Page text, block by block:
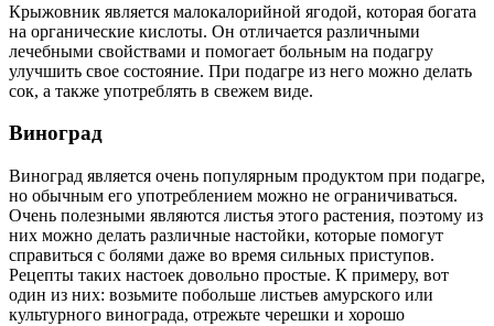
Крыжовник является малокалорийной ягодой, которая богата
на органические кислоты. Он отличается различными
лечебными свойствами и помогает больным на подагру
улучшить свое состояние. При подагре из него можно делать
сок, а также употреблять в свежем виде.
Виноград
Виноград является очень популярным продуктом при подагре,
но обычным его употреблением можно не ограничиваться.
Очень полезными являются листья этого растения, поэтому из
них можно делать различные настойки, которые помогут
справиться с болями даже во время сильных приступов.
Рецепты таких настоек довольно простые. К примеру, вот
один из них: возьмите побольше листьев амурского или
культурного винограда, отрежьте черешки и хорошо